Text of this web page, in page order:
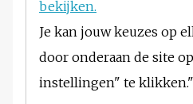
bekijken.
Je kan jouw keuzes op
door onderaan de site
instellingen" te klikken."